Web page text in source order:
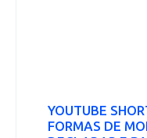
YOUTUBE
FORMAS DE